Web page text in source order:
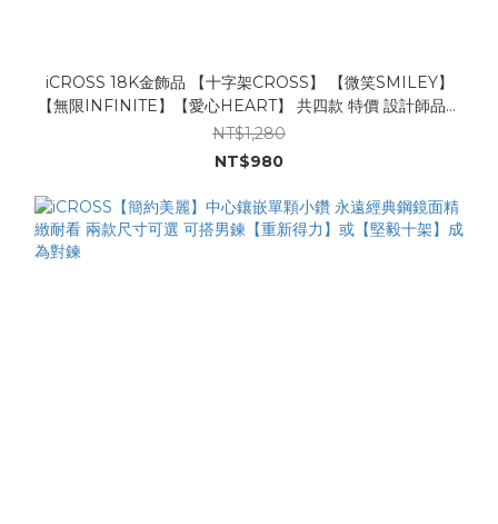
iCROSS 18K金飾品 【十字架CROSS】 【微笑SMILEY】
【無限INFINITE】【愛心HEART】 共四款 特價 設計師品牌
【拉撒路計劃】
NT$1,280
NT$980